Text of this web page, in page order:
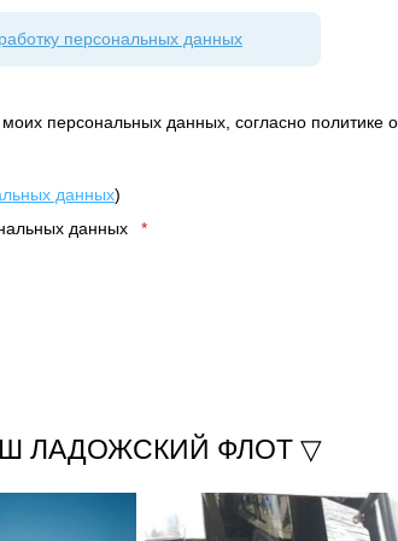
персональных данных
персональных данных, согласно политике
данных)
данных
*
ЛАДОЖСКИЙ ФЛОТ ▽